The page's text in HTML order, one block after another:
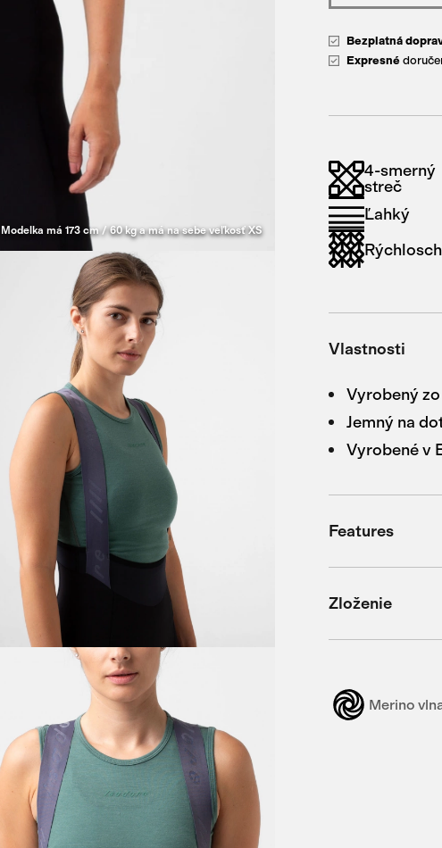
Modelka má 173 cm / 60 kg a má na sebe veľkosť XS
Bezplatná
Expresné
4-smerný
streč
Ľahký
Vlastnosti
Vyrobený
Jemný na
Vyrobené v
Features
Zloženie
Merino